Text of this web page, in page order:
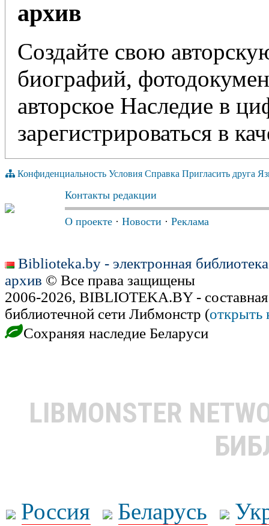
архив
Создайте свою
биографий,
авторское Наследие в
зарегистрироваться в
Конфиденциальность Условия Справка Пригласить друга
Контакты редакции
О проекте · Новости · Реклама
Biblioteka.by - электронная
архив © Все права защищены
2006-2026, BIBLIOTEKA.BY -
библиотечной сети Либмонстр (открыть
Сохраняя наследие Беларуси
LIBMONSTER
Россия Беларусь